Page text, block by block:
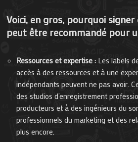
Voici, en gros, pourquoi
peut être recommandé pour
Ressources et expertise : Les labels
accès à des ressources et à une
indépendants peuvent ne pas avoir.
des studios d’enregistrement
producteurs et à des ingénieurs du
professionnels du marketing et des
plus encore.